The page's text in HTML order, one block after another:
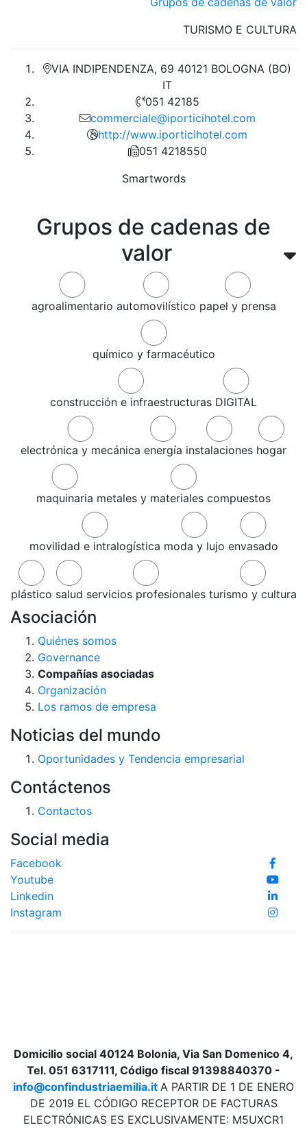
Grupos de cadenas de
valor
agroalimentario automovilístico papel y prensa
químico y farmacéutico
construcción e infraestructuras DIGITAL
electrónica y mecánica energía instalaciones hogar
maquinaria metales y materiales compuestos
movilidad e intralogística moda y lujo envasado
plástico salud servicios profesionales turismo y cultura
TURISMO E CULTURA
VIA INDIPENDENZA, 69 40121 BOLOGNA (BO)
IT
051 42185
commerciale@iporticihotel.com
http://www.iporticihotel.com
051 4218550
Smartwords
Asociación
Quiénes somos
Governance
Compañías asociadas
Organización
Los ramos de empresa
Noticias del mundo
Oportunidades y Tendencia empresarial
Contáctenos
Contactos
Social media
Facebook
Youtube
Linkedin
Instagram
Domicilio social 40124 Bolonia, Via San Domenico 4,
Tel. 051 6317111, Código fiscal 91398840370 -
info@confindustriaemilia.it A PARTIR DE 1 DE ENERO
DE 2019 EL CÓDIGO RECEPTOR DE FACTURAS
ELECTRÓNICAS ES EXCLUSIVAMENTE: M5UXCR1